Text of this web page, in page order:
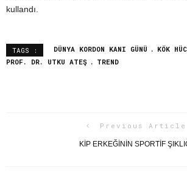
kullandı.
TAGS : DÜNYA KORDON KANI GÜNÜ KÖK
PROF. DR. UTKU ATEŞ
TREND
Previous Article
KİP ERKEĞININ SPORTIF